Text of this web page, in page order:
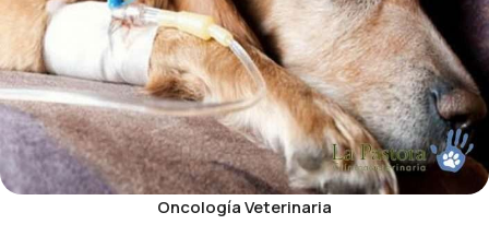
Oncología Veterinaria